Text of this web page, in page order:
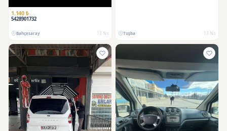
1.140 ₺
5428901732
Bahçesaray 13 Nis Tuşba 13 Nis